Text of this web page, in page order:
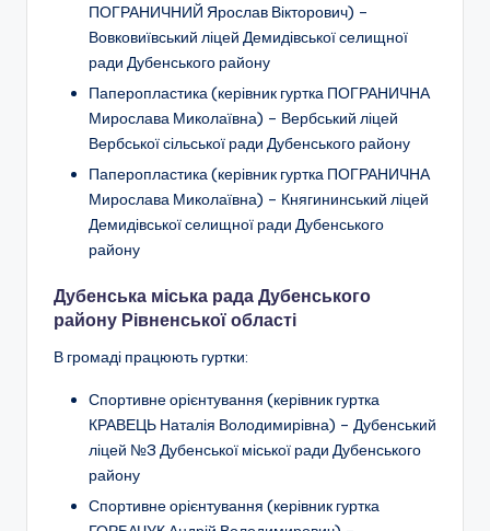
ПОГРАНИЧНИЙ Ярослав Вікторович) –
Вовковиївський ліцей Демидівської селищної
ради Дубенського району
Паперопластика (керівник гуртка ПОГРАНИЧНА
Мирослава Миколаївна) – Вербський ліцей
Вербської сільської ради Дубенського району
Паперопластика (керівник гуртка ПОГРАНИЧНА
Мирослава Миколаївна) – Княгининський ліцей
Демидівської селищної ради Дубенського
району
Дубенська міська рада Дубенського
району Рівненської області
В громаді працюють гуртки:
Спортивне орієнтування (керівник гуртка
КРАВЕЦЬ Наталія Володимирівна) – Дубенський
ліцей №3 Дубенської міської ради Дубенського
району
Спортивне орієнтування (керівник гуртка